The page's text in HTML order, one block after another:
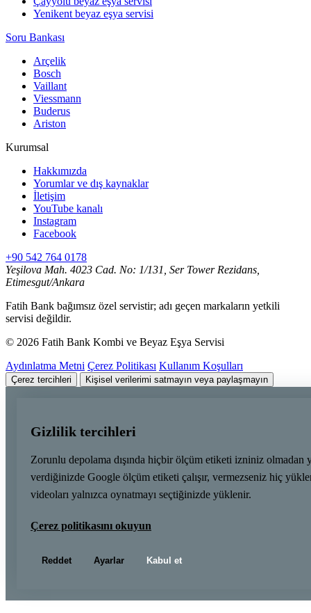
Yenikent beyaz eşya servisi
Soru Bankası
Arçelik
Bosch
Vaillant
Viessmann
Buderus
Ariston
Kurumsal
Hakkımızda
Yorumlar ve dış kaynaklar
İletişim
YouTube kanalı
Instagram
Facebook
+90 542 764 0178
Yeşilova Mah. 4023 Cad. No: 1/131, Ser Tower Rezidans,
Etimesgut/Ankara
Fatih Bank bağımsız özel servistir; adı geçen markaların yetkili
servisi değildir.
© 2026 Fatih Bank Kombi ve Beyaz Eşya Servisi
Aydınlatma Metni Çerez Politikası Kullanım Koşulları
Çerez tercihleri Kişisel verilerimi satmayın veya paylaşmayın
Gizlilik tercihleri
Zorunlu depolama dışında hiçbir ölçüm etiketi izniniz olmadan
verdiğinizde Google ölçüm etiketi çalışır, vermezseniz hiç
videoları yalnızca oynatmayı seçtiğinizde yüklenir.
Çerez politikasını okuyun
Reddet Ayarlar Kabul et